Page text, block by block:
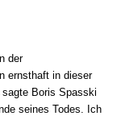
der
ernsthaft in dieser
Boris Spasski
seines Todes. Ich